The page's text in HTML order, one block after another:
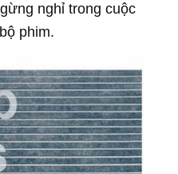
nghỉ trong cuộc
phim.